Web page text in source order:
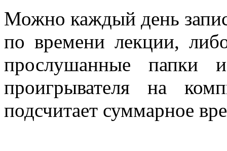
Можно каждый день
по времени лекции,
прослушанные папки
проигрывателя на
подсчитает суммарное